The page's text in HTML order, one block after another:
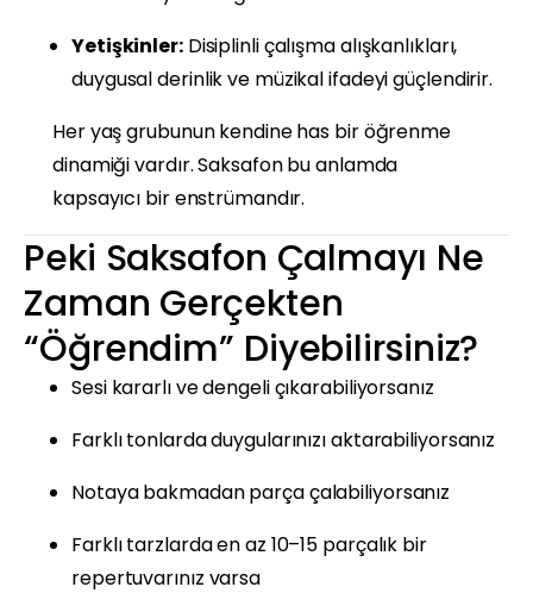
Yetişkinler:Disiplinli çalışma alışkanlıkları,
duygusal derinlik ve müzikal ifadeyi güçlendirir.
Her yaş grubunun kendine has bir öğrenme
dinamiği vardır. Saksafon bu anlamda
kapsayıcı bir enstrümandır.
Peki Saksafon Çalmayı Ne
Zaman Gerçekten
“Öğrendim” Diyebilirsiniz?
Sesi kararlı ve dengeli çıkarabiliyorsanız
Farklı tonlarda duygularınızı aktarabiliyorsanız
Notaya bakmadan parça çalabiliyorsanız
Farklı tarzlarda en az 10–15 parçalık bir
repertuvarınız varsa